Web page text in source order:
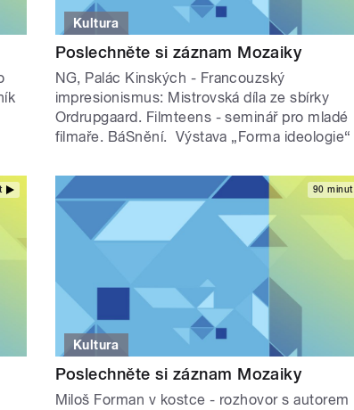
Kultura
Poslechněte si záznam Mozaiky
NG, Palác Kinských - Francouzský
impresionismus: Mistrovská díla ze sbírky
Ordrupgaard. Filmteens - seminář pro mladé
filmaře. BáSnění. Výstava „Forma ideologie“
90 minut
Kultura
Poslechněte si záznam Mozaiky
Miloš Forman v kostce - rozhovor s autorem